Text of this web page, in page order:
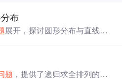
布
展开，探讨圆形分布与直线分
判断算法，以解决此类
题 ，提供了递归求全排列的代